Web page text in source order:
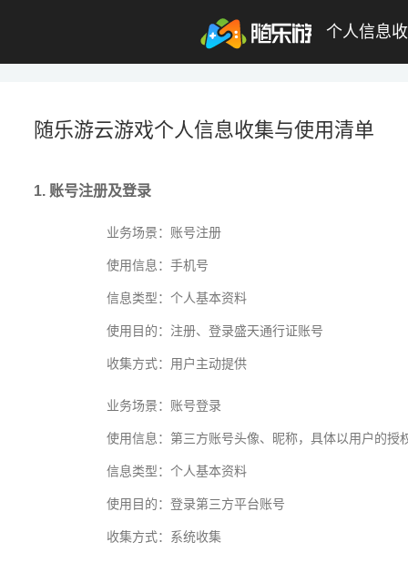
个人信息
随乐游云游戏个人信息收集与使用清单
1. 账号注册及登录
业务场景：账号注册
使用信息：手机号
信息类型：个人基本资料
使用目的：注册、登录盛天通行证账号
收集方式：用户主动提供
业务场景：账号登录
使用信息：第三方账号头像、昵称，具体以用户的授
信息类型：个人基本资料
使用目的：登录第三方平台账号
收集方式：系统收集